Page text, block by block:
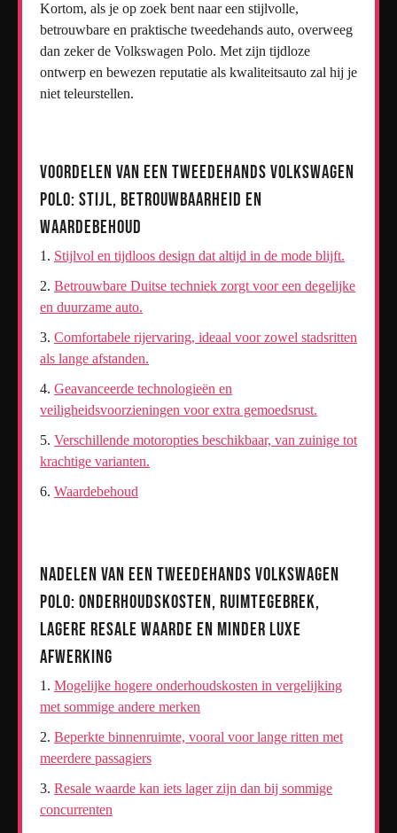
Kortom, als je op zoek bent naar een stijlvolle,
betrouwbare en praktische tweedehands auto, overweeg
dan zeker de Volkswagen Polo. Met zijn tijdloze
ontwerp en bewezen reputatie als kwaliteitsauto zal hij je
niet teleurstellen.
Voordelen van een Tweedehands Volkswagen
Polo: Stijl, Betrouwbaarheid en
Waardebehoud
Stijlvol en tijdloos design dat altijd in de mode blijft.
Betrouwbare Duitse techniek zorgt voor een degelijke
en duurzame auto.
Comfortabele rijervaring, ideaal voor zowel stadsritten
als lange afstanden.
Geavanceerde technologieën en
veiligheidsvoorzieningen voor extra gemoedsrust.
Verschillende motoropties beschikbaar, van zuinige tot
krachtige varianten.
Waardebehoud
Nadelen van een Tweedehands Volkswagen
Polo: Onderhoudskosten, Ruimtegebrek,
Lagere Resale Waarde en Minder Luxe
Afwerking
Mogelijke hogere onderhoudskosten in vergelijking
met sommige andere merken
Beperkte binnenruimte, vooral voor lange ritten met
meerdere passagiers
Resale waarde kan iets lager zijn dan bij sommige
concurrenten